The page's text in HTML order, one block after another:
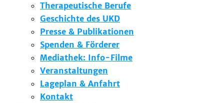
Therapeutische Berufe
Geschichte des UKD
Presse & Publikationen
Spenden & Förderer
Mediathek: Info-Filme
Veranstaltungen
Lageplan & Anfahrt
Kontakt